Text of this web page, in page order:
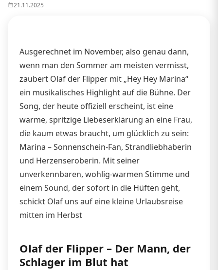
21.11.2025
Ausgerechnet im November, also genau dann,
wenn man den Sommer am meisten vermisst,
zaubert Olaf der Flipper mit „Hey Hey Marina“
ein musikalisches Highlight auf die Bühne. Der
Song, der heute offiziell erscheint, ist eine
warme, spritzige Liebeserklärung an eine Frau,
die kaum etwas braucht, um glücklich zu sein:
Marina – Sonnenschein-Fan, Strandliebhaberin
und Herzenseroberin. Mit seiner
unverkennbaren, wohlig-warmen Stimme und
einem Sound, der sofort in die Hüften geht,
schickt Olaf uns auf eine kleine Urlaubsreise
mitten im Herbst
Olaf der Flipper – Der Mann, der
Schlager im Blut hat